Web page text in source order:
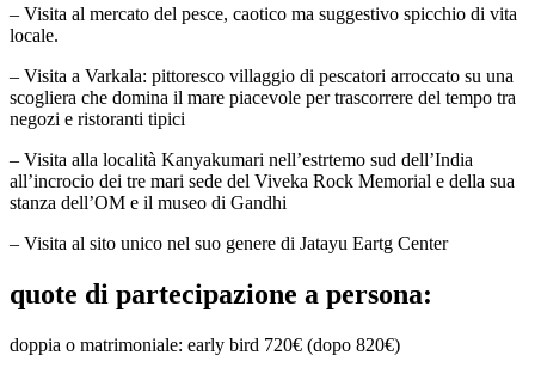
– Visita al mercato del pesce, caotico ma suggestivo spicchio di vita
locale.
– Visita a Varkala: pittoresco villaggio di pescatori arroccato su una
scogliera che domina il mare piacevole per trascorrere del tempo tra
negozi e ristoranti tipici
– Visita alla località Kanyakumari nell’estrtemo sud dell’India
all’incrocio dei tre mari sede del Viveka Rock Memorial e della sua
stanza dell’OM e il museo di Gandhi
– Visita al sito unico nel suo genere di Jatayu Eartg Center
quote di partecipazione a persona:
doppia o matrimoniale: early bird 720€ (dopo 820€)